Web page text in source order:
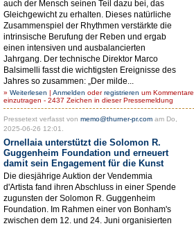
auch der Mensch seinen Teil dazu bei, das
Gleichgewicht zu erhalten. Dieses natürliche
Zusammenspiel der Rhythmen verstärkte die
intrinsische Berufung der Reben und ergab
einen intensiven und ausbalancierten
Jahrgang. Der technische Direktor Marco
Balsimelli fasst die wichtigsten Ereignisse des
Jahres so zusammen: „Der milde...
» Weiterlesen | Anmelden oderregistrieren um Kommentare
einzutragen - 2437 Zeichen in dieser Pressemeldung
Pressetext verfasst von memo@thurner-pr.com am Do,
2025-06-26 12:01.
Ornellaia unterstützt die Solomon R.
Guggenheim Foundation und erneuert
damit sein Engagement für die Kunst
Die diesjährige Auktion der Vendemmia
d'Artista fand ihren Abschluss in einer Spende
zugunsten der Solomon R. Guggenheim
Foundation. Im Rahmen einer von Bonham's
zwischen dem 12. und 24. Juni organisierten